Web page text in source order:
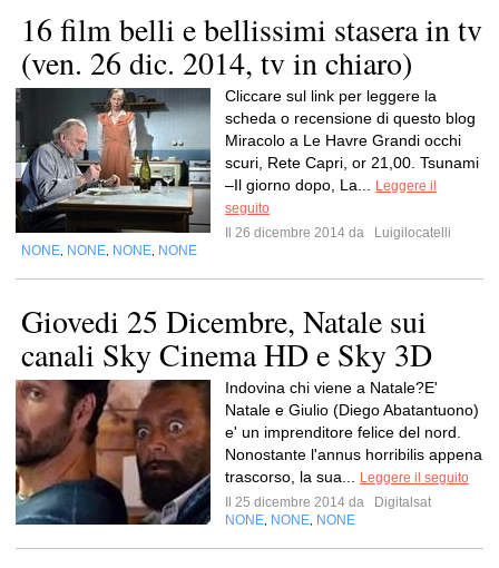
16 film belli e bellissimi stasera in tv
(ven. 26 dic. 2014, tv in chiaro)
Cliccare sul link per leggere la
scheda o recensione di questo blog
Miracolo a Le Havre Grandi occhi
scuri, Rete Capri, or 21,00. Tsunami
–Il giorno dopo, La...
Leggere il
seguito
Il 26 dicembre 2014 da
Luigilocatelli
NONE NONE NONE NONE
Giovedi 25 Dicembre, Natale sui
canali Sky Cinema HD e Sky 3D
Indovina chi viene a Natale?E'
Natale e Giulio (Diego Abatantuono)
e' un imprenditore felice del nord.
Nonostante l'annus horribilis appena
trascorso, la sua...
Leggere il seguito
Il 25 dicembre 2014 da
Digitalsat
NONE NONE NONE